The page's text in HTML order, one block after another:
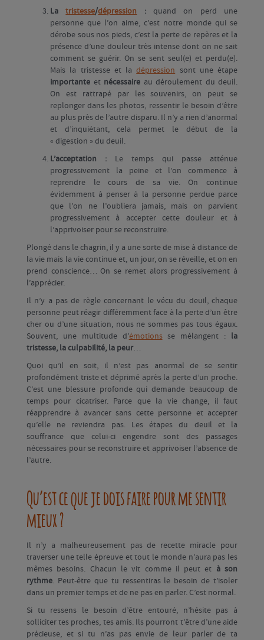
Latristesse/dépression :quand on perd une
personne que l’on aime, c’est notre monde qui se
dérobe sous nos pieds, c’est la perte de repères et la
présence d’une douleur très intense dont on ne sait
comment se guérir. On se sent seul(e) et perdu(e).
Mais la tristesse et ladépression sont une étape
importante et nécessaire au déroulement du deuil.
On est rattrapé par les souvenirs, on peut se
replonger dans les photos, ressentir le besoin d’être
au plus près de l’autre disparu. Il n’y a rien d’anormal
et d’inquiétant, cela permet le début de la
« digestion » du deuil.
L’acceptation : Le temps qui passe atténue
progressivement la peine et l’on commence à
reprendre le cours de sa vie. On continue
évidemment à penser à la personne perdue parce
que l’on ne l’oubliera jamais, mais on parvient
progressivement à accepter cette douleur et à
l’apprivoiser pour se reconstruire.
Plongé dans le chagrin, il y a une sorte de mise à distance de
la vie mais la vie continue et, un jour, on se réveille, et on en
prend conscience… On se remet alors progressivement à
l’apprécier.
Il n’y a pas de règle concernant le vécu du deuil, chaque
personne peut réagir différemment face à la perte d’un être
cher ou d’une situation, nous ne sommes pas tous égaux.
Souvent, une multitude d’émotionsse mélangent : la
tristesse, la culpabilité, la peur…
Quoi qu’il en soit, il n’est pas anormal de se sentir
profondément triste et déprimé après la perte d’un proche.
C’est une blessure profonde qui demande beaucoup de
temps pour cicatriser. Parce que la vie change, il faut
réapprendre à avancer sans cette personne et accepter
qu’elle ne reviendra pas. Les étapes du deuil et la
souffrance que celui-ci engendre sont des passages
nécessaires pour se reconstruire et apprivoiser l’absence de
l’autre.
Qu’est ce que je dois faire pour me sentir
mieux ?
Il n’y a malheureusement pas de recette miracle pour
traverser une telle épreuve et tout le monde n’aura pas les
mêmes besoins. Chacun le vit comme il peut et à son
rythme. Peut-être que tu ressentiras le besoin de t’isoler
dans un premier temps et de ne pas en parler. C’est normal.
Si tu ressens le besoin d’être entouré, n’hésite pas à
solliciter tes proches, tes amis. Ils pourront t’être d’une aide
précieuse, et si tu n’as pas envie de leur parler de ta